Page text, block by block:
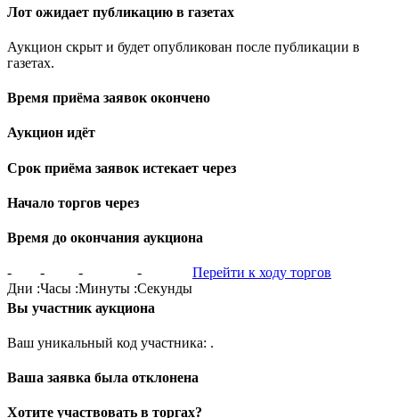
Лот ожидает публикацию в газетах
Аукцион скрыт и будет опубликован после публикации в
газетах.
Время приёма заявок окончено
Аукцион идёт
Срок приёма заявок истекает через
Начало торгов через
Время до окончания аукциона
-
Дни :
-
Часы :
-
Минуты :
-
Секунды
Перейти к ходу торгов
Вы участник аукциона
Ваш уникальный код участника: .
Ваша заявка была отклонена
Хотите участвовать в торгах?